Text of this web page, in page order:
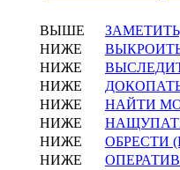
ВЫШЕ
НИЖЕ
НИЖЕ
НИЖЕ
НИЖЕ
НАЙТИ
НИЖЕ
НИЖЕ
ОБРЕСТИ
НИЖЕ